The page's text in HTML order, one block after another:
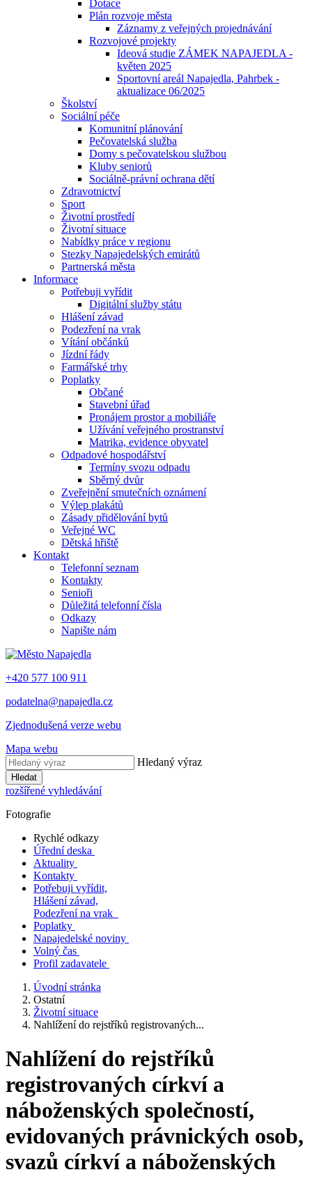
Dotace
Plán rozvoje města
Záznamy z veřejných projednávání
Rozvojové projekty
Ideová studie ZÁMEK NAPAJEDLA -
květen 2025
Sportovní areál Napajedla, Pahrbek -
aktualizace 06/2025
Školství
Sociální péče
Komunitní plánování
Pečovatelská služba
Domy s pečovatelskou službou
Kluby seniorů
Sociálně-právní ochrana dětí
Zdravotnictví
Sport
Životní prostředí
Životní situace
Nabídky práce v regionu
Stezky Napajedelských emirátů
Partnerská města
Informace
Potřebuji vyřídit
Digitální služby státu
Hlášení závad
Podezření na vrak
Vítání občánků
Jízdní řády
Farmářské trhy
Poplatky
Občané
Stavební úřad
Pronájem prostor a mobiliáře
Užívání veřejného prostranství
Matrika, evidence obyvatel
Odpadové hospodářství
Termíny svozu odpadu
Sběrný dvůr
Zveřejnění smutečních oznámení
Výlep plakátů
Zásady přidělování bytů
Veřejné WC
Dětská hřiště
Kontakt
Telefonní seznam
Kontakty
Senioři
Důležitá telefonní čísla
Odkazy
Napište nám
+420 577 100 911
podatelna@napajedla.cz
Zjednodušená verze webu
Mapa webu
Hledaný výraz
Hledat
rozšířené vyhledávání
Fotografie
Rychlé odkazy
Úřední deska
Aktuality
Kontakty
Potřebuji vyřídit,
Hlášení závad,
Podezření na vrak
Poplatky
Napajedelské noviny
Volný čas
Profil zadavatele
Úvodní stránka
Ostatní
Životní situace
Nahlížení do rejstříků registrovaných...
Nahlížení do rejstříků
registrovaných církví a
náboženských společností,
evidovaných právnických osob,
svazů církví a náboženských